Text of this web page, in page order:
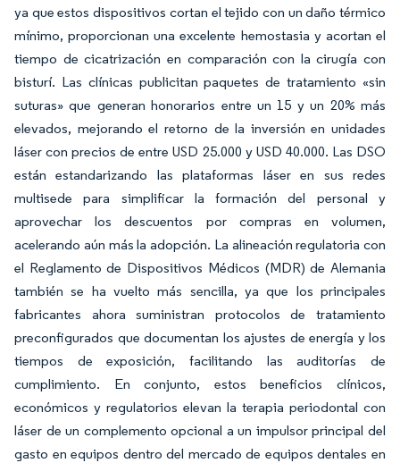
ya que estos dispositivos cortan el tejido con un daño térmico
mínimo, proporcionan una excelente hemostasia y acortan el
tiempo de cicatrización en comparación con la cirugía con
bisturí. Las clínicas publicitan paquetes de tratamiento «sin
suturas» que generan honorarios entre un 15 y un 20% más
elevados, mejorando el retorno de la inversión en unidades
láser con precios de entre USD 25.000 y USD 40.000. Las DSO
están estandarizando las plataformas láser en sus redes
multisede para simplificar la formación del personal y
aprovechar los descuentos por compras en volumen,
acelerando aún más la adopción. La alineación regulatoria con
el Reglamento de Dispositivos Médicos (MDR) de Alemania
también se ha vuelto más sencilla, ya que los principales
fabricantes ahora suministran protocolos de tratamiento
preconfigurados que documentan los ajustes de energía y los
tiempos de exposición, facilitando las auditorías de
cumplimiento. En conjunto, estos beneficios clínicos,
económicos y regulatorios elevan la terapia periodontal con
láser de un complemento opcional a un impulsor principal del
gasto en equipos dentro del mercado de equipos dentales en